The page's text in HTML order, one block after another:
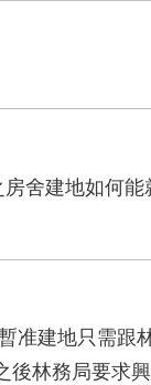
舍建地如何
准建地只需跟
後林務局要求